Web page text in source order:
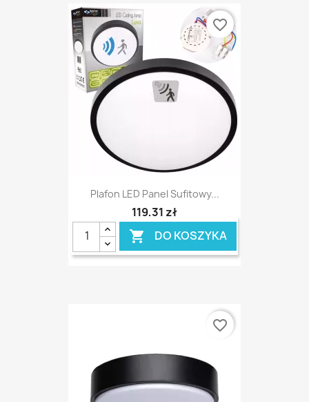
Plafon LED Panel Sufitowy...
119,31 zł
 DO KOSZYKA
favorite_border
favorite_border